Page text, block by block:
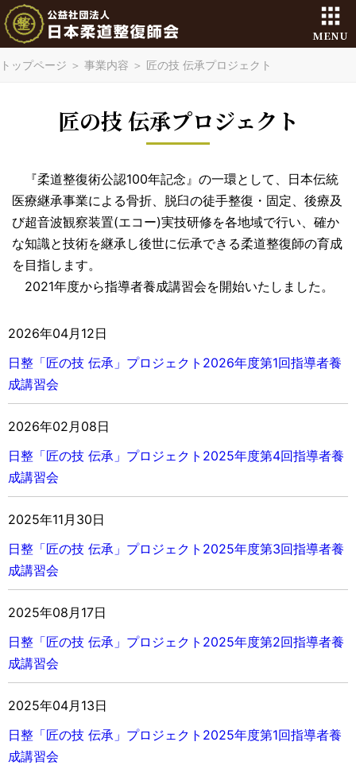
MENU
トップページ ＞ 事業内容 ＞ 匠の技 伝承プロジェクト
匠の技 伝承プロジェクト
『柔道整復術公認100年記念』の一環として、日本伝統
医療継承事業による骨折、脱臼の徒手整復・固定、後療及
び超音波観察装置(エコー)実技研修を各地域で行い、確か
な知識と技術を継承し後世に伝承できる柔道整復師の育成
を目指します。
2021年度から指導者養成講習会を開始いたしました。
2026年04月12日
日整「匠の技 伝承」プロジェクト 2026年度第1回指導者養
成講習会
2026年02月08日
日整「匠の技 伝承」プロジェクト 2025年度第4回指導者養
成講習会
2025年11月30日
日整「匠の技 伝承」プロジェクト 2025年度第3回指導者養
成講習会
2025年08月17日
日整「匠の技 伝承」プロジェクト 2025年度第2回指導者養
成講習会
2025年04月13日
日整「匠の技 伝承」プロジェクト 2025年度第1回指導者養
成講習会